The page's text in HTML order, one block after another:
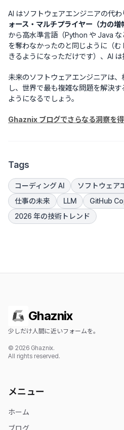
AI はソフトウェアエンジニアの代
ォース・マルチプライヤー（力の増
から高水準言語（Python や Java
を奪わなかったのと同じように（
きるようになっただけです）、AI は
未来のソフトウェアエンジニアは
し、世界で最も複雑な問題を解決
ようになるでしょう。
Ghaznix ブログでさらなる洞察を
Tags
コーディング AI
ソフトウェア
仕事の未来
LLM
GitHub
2026 年の技術トレンド
Ghaznix
少しだけ人間に近いフォームを。
© 2026 Ghaznix.
All rights reserved.
メニュー
ホーム
ブログ